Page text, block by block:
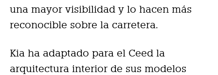
una mayor visibilidad y lo hacen más
reconocible sobre la carretera.
Kia ha adaptado para el Ceed la
arquitectura interior de sus modelos